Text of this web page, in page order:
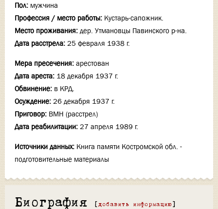
Пол: мужчина
Профессия / место работы: Кустарь-сапожник.
Место проживания: дер. Утмановцы Павинского р-на.
Дата расстрела: 25 февраля 1938 г.
Мера пресечения: арестован
Дата ареста: 18 декабря 1937 г.
Обвинение: в КРД.
Осуждение: 26 декабря 1937 г.
Приговор: ВМН (расстрел)
Дата реабилитации: 27 апреля 1989 г.
Источники данных: Книга памяти Костромской обл. -
подготовительные материалы
Биография [ добавить информацию ]